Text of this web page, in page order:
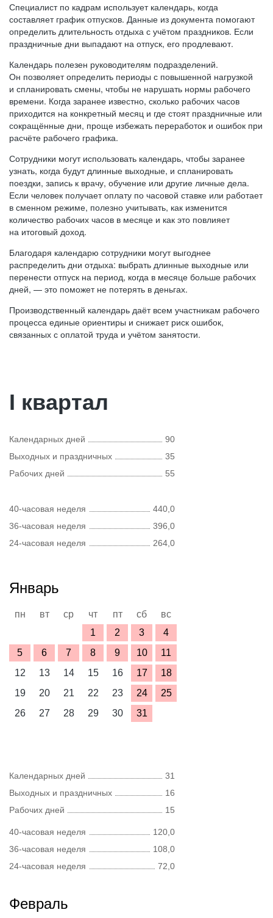
Специалист по кадрам использует календарь, когда
составляет график отпусков. Данные из документа помогают
определить длительность отдыха с учётом праздников. Если
праздничные дни выпадают на отпуск, его продлевают.
Календарь полезен руководителям подразделений.
Он позволяет определить периоды с повышенной нагрузкой
и спланировать смены, чтобы не нарушать нормы рабочего
времени. Когда заранее известно, сколько рабочих часов
приходится на конкретный месяц и где стоят праздничные или
сокращённые дни, проще избежать переработок и ошибок при
расчёте рабочего графика.
Сотрудники могут использовать календарь, чтобы заранее
узнать, когда будут длинные выходные, и спланировать
поездки, запись к врачу, обучение или другие личные дела.
Если человек получает оплату по часовой ставке или работает
в сменном режиме, полезно учитывать, как изменится
количество рабочих часов в месяце и как это повлияет
на итоговый доход.
Благодаря календарю сотрудники могут выгоднее
распределить дни отдыха: выбрать длинные выходные или
перенести отпуск на период, когда в месяце больше рабочих
дней, — это поможет не потерять в деньгах.
Производственный календарь даёт всем участникам рабочего
процесса единые ориентиры и снижает риск ошибок,
связанных с оплатой труда и учётом занятости.
I квартал
Календарных дней
90
Выходных и праздничных
35
Рабочих дней
55
40-часовая неделя
440,0
36-часовая неделя
396,0
24-часовая неделя
264,0
Январь
пн вт ср чт пт сб
вс
1
2 3
4
5
6 7 8 9 10
11
12
13 14 15 16 17
18
19
20 21 22 23 24
25
26
27 28 29 30 31
Календарных дней
31
Выходных и праздничных
16
Рабочих дней
15
40-часовая неделя
120,0
36-часовая неделя
108,0
24-часовая неделя
72,0
Февраль